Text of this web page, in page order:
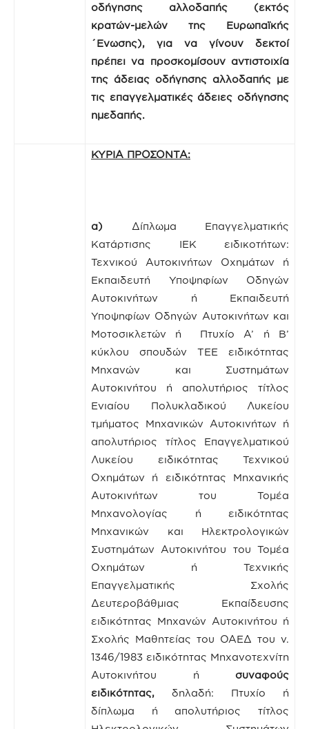
οδήγησης αλλοδαπής (εκτός
κρατών-μελών της Ευρωπαϊκής
΄Ενωσης), για να γίνουν δεκτοί
πρέπει να προσκομίσουν αντιστοιχία
της άδειας οδήγησης αλλοδαπής με
τις επαγγελματικές άδειες οδήγησης
ημεδαπής.
ΚΥΡΙΑ ΠΡΟΣΟΝΤΑ:
α) Δίπλωμα Επαγγελματικής
Κατάρτισης ΙΕΚ ειδικοτήτων:
Τεχνικού Αυτοκινήτων Οχημάτων ή
Εκπαιδευτή Υποψηφίων Οδηγών
Αυτοκινήτων ή Εκπαιδευτή
Υποψηφίων Οδηγών Αυτοκινήτων και
Μοτοσικλετών ή Πτυχίο Α’ ή Β’
κύκλου σπουδών ΤΕΕ ειδικότητας
Μηχανών και Συστημάτων
Αυτοκινήτου ή απολυτήριος τίτλος
Ενιαίου Πολυκλαδικού Λυκείου
τμήματος Μηχανικών Αυτοκινήτων ή
απολυτήριος τίτλος Επαγγελματικού
Λυκείου ειδικότητας Τεχνικού
Οχημάτων ή ειδικότητας Μηχανικής
Αυτοκινήτων του Τομέα
Μηχανολογίας ή ειδικότητας
Μηχανικών και Ηλεκτρολογικών
Συστημάτων Αυτοκινήτου του Τομέα
Οχημάτων ή Τεχνικής
Επαγγελματικής Σχολής
Δευτεροβάθμιας Εκπαίδευσης
ειδικότητας Μηχανών Αυτοκινήτου ή
Σχολής Μαθητείας του ΟΑΕΔ του ν.
1346/1983 ειδικότητας Μηχανοτεχνίτη
Αυτοκινήτου ή συναφούς
ειδικότητας, δηλαδή: Πτυχίο ή
δίπλωμα ή απολυτήριος τίτλος